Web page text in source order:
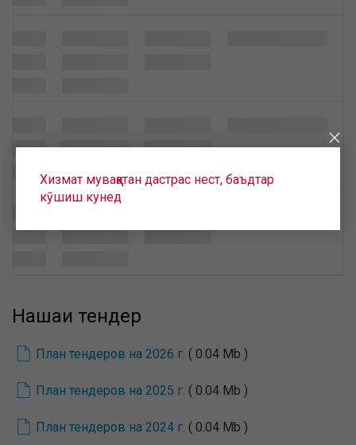
Нақшаи тендер
План тендеров на 2026 г. ( 0.04 Mb )
План тендеров на 2025 г. ( 0.04 Mb )
План тендеров на 2024 г. ( 0.04 Mb )
Хизмат муваққатан дастрас нест, баъдтар
кӯшиш кунед